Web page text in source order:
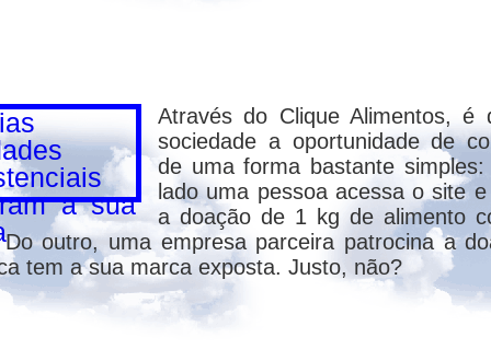
ao trabalho de me responder, pois
que possam contradizer o que
que o "demônio" é a causa de
suas obras. E que rezarão para que o
dogmáticas da Igreja.
a doutrina da reencarnação, usam-
quando se pede para explicar, o
e fundamentados na história, sem
Através do Clique Alimentos, é
sociedade a oportunidade de
de uma forma bastante
lado uma pessoa acessa o site
a doação de 1 kg de alimento
Do outro, uma empresa parceira patrocina a
tem a sua marca exposta. Justo, não?